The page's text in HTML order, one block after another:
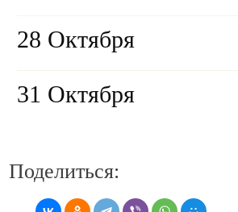
28 Октября
31 Октября
Поделиться: